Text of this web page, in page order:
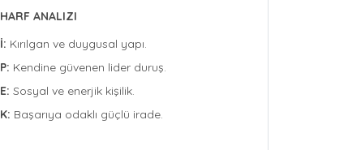
HARF ANALIZI
İ: Kırılgan ve duygusal yapı.
P: Kendine güvenen lider duruş.
E: Sosyal ve enerjik kişilik.
K: Başarıya odaklı güçlü irade.